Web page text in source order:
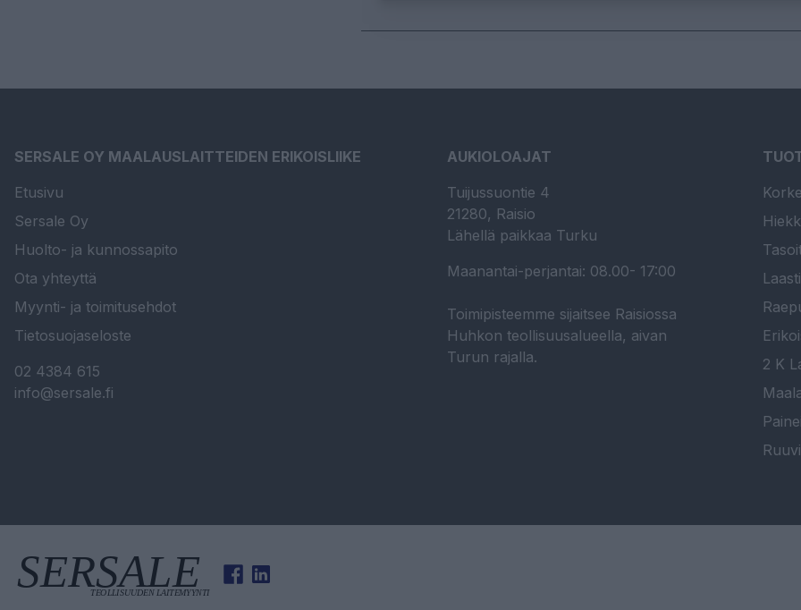
SERSALE OY MAALAUSLAITTEIDEN ERIKOISLIIKE
Etusivu
Sersale Oy
Huolto- ja kunnossapito
Ota yhteyttä
Myynti- ja toimitusehdot
Tietosuojaseloste
02 4384 615
info@sersale.fi
AUKIOLOAJAT
Tuijussuontie 4
21280, Raisio
Lähellä paikkaa Turku
Maanantai-perjantai: 08.00- 17:00
Toimipisteemme sijaitsee Raisiossa
Huhkon teollisuusalueella, aivan
Turun rajalla.
2 K